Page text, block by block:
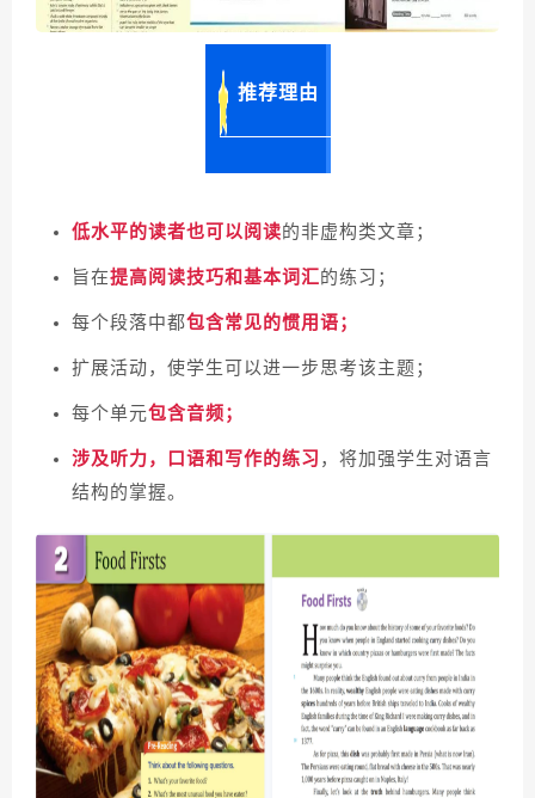
推荐理由
低水平的读者也可以阅读的非虚构类文章；
旨在提高阅读技巧和基本词汇的练习；
每个段落中都包含常见的惯用语；
扩展活动，使学生可以进一步思考该主题；
每个单元包含音频；
涉及听力，口语和写作的练习，将加强学生对语言
结构的掌握。